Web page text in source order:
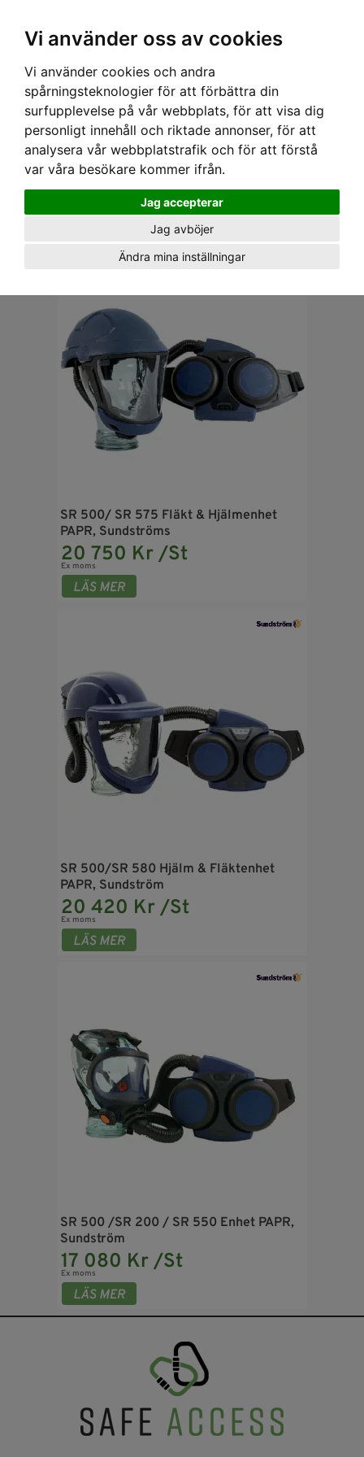
Vi använder oss av cookies
Vi använder cookies och andra
spårningsteknologier för att förbättra din
surfupplevelse på vår webbplats, för att visa dig
personligt innehåll och riktade annonser, för att
analysera vår webbplatstrafik och för att förstå
var våra besökare kommer ifrån.
Jag accepterar
Jag avböjer
Ändra mina inställningar
Hem›Utrustning›Andningsskydd› Fläktassisterat
FLÄKTASSISTERADE ANDNINGSSKYDD
Batteridrivna fläktenheter är konstruerade för att ge användaren högsta
möjliga skyddseffekt, komfort, enkelhet och kostnadseffektivitet.
SR 500/ SR 575 Fläkt & Hjälmenhet
PAPR, Sundströms
20 750 Kr /St
Ex moms
SR 500/SR 580 Hjälm & Fläktenhet
PAPR, Sundström
20 420 Kr /St
Ex moms
SR 500 /SR 200 / SR 550 Enhet PAPR,
Sundström
17 080 Kr /St
Ex moms